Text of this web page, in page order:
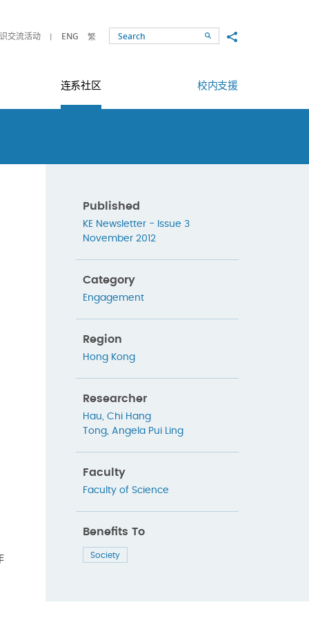
交流活动 ENG 繁 SearchShare to
连系社区 校内支援
Published
KE Newsletter - Issue 3
November 2012
Category
Engagement
Region
Hong Kong
Researcher
Hau, Chi Hang
Tong, Angela Pui Ling
Faculty
Faculty of Science
Benefits To
Society